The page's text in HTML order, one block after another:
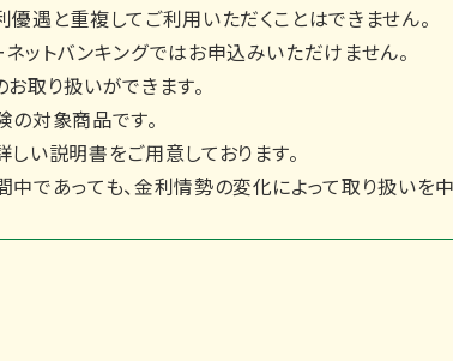
優遇と重複してご利用いただくことはできません。
ネットバンキングではお申込みいただけません。
取り扱いができます。
の対象商品です。
しい説明書をご用意しております。
中であっても、金利情勢の変化によって取り扱いを